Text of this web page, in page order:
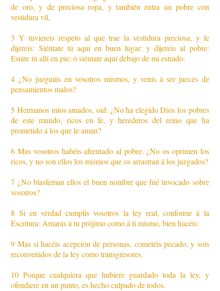
de oro, y de preciosa ropa, y también entra un pobre con
vestidura vil,
3 Y tuviereis respeto al que trae la vestidura preciosa, y le
dijereis: Siéntate tú aquí en buen lugar: y dijereis al pobre:
Estáte tú allí en pie; ó siéntate aquí debajo de mi estrado:
4 ¿No juzguáis en vosotros mismos, y venís á ser jueces de
pensamientos malos?
5 Hermanos míos amados, oid: ¿No ha elegido Dios los pobres
de este mundo, ricos en fe, y herederos del reino que ha
prometido á los que le aman?
6 Mas vosotros habéis afrentado al pobre. ¿No os oprimen los
ricos, y no son ellos los mismos que os arrastran á los juzgados?
7 ¿No blasfeman ellos el buen nombre que fué invocado sobre
vosotros?
8 Si en verdad cumplís vosotros la ley real, conforme á la
Escritura: Amarás á tu prójimo como á ti mismo, bien hacéis:
9 Mas si hacéis acepción de personas, cometéis pecado, y sois
reconvenidos de la ley como transgresores.
10 Porque cualquiera que hubiere guardado toda la ley, y
ofendiere en un punto, es hecho culpado de todos.